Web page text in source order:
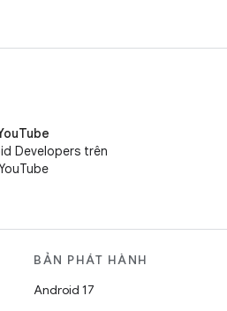
Developers trên
BẢN PHÁT HÀNH
Android 17